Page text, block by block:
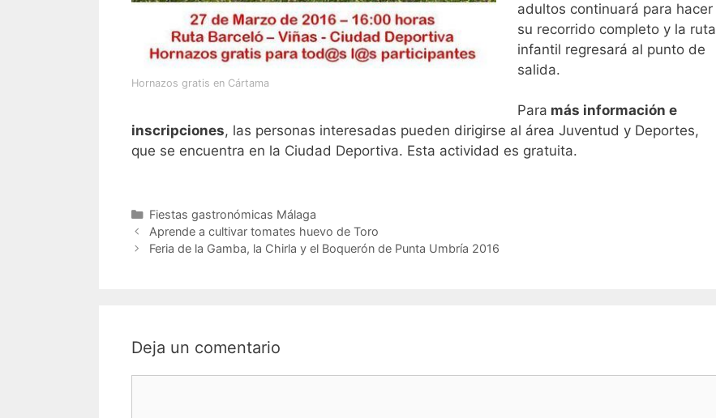
Hornazos gratis en Cártama
adultos continuará para hacer
su recorrido completo y la ruta
infantil regresará al punto de
salida.
Para más información e
inscripciones, las personas interesadas pueden dirigirse al área Juventud y Deportes,
que se encuentra en la Ciudad Deportiva. Esta actividad es gratuita.
Categorías
Fiestas gastronómicas Málaga
Aprende a cultivar tomates huevo de Toro
Feria de la Gamba, la Chirla y el Boquerón de Punta Umbría 2016
Deja un comentario